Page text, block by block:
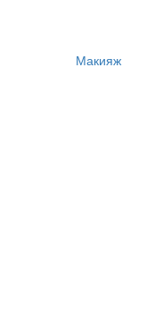
Макияж